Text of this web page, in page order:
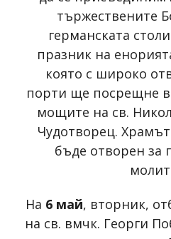
тържествените
германската
празник на
която с широко
порти ще посрещне
мощите на св.
Чудотворец.
бъде отворен за
На 6 май, вторник,
на св. вмчк. Георги